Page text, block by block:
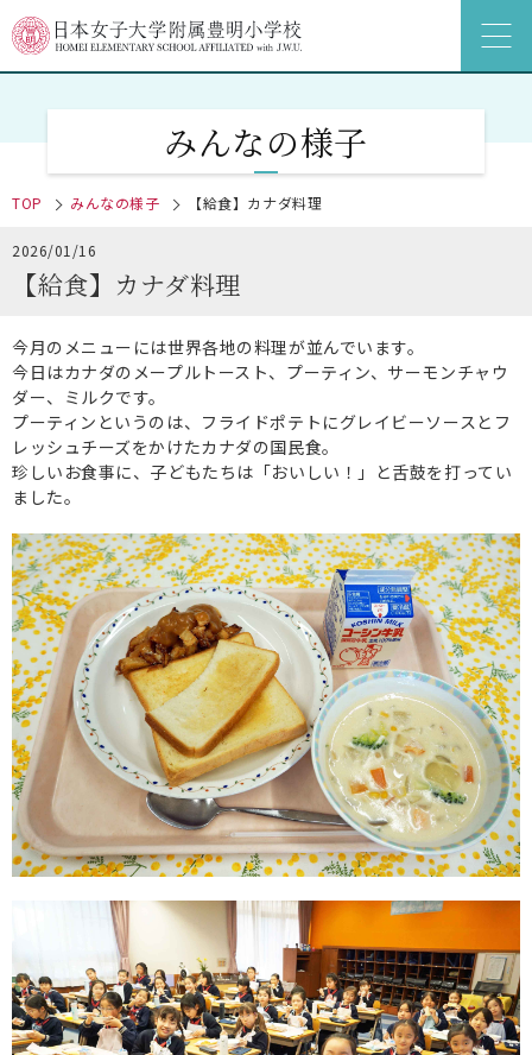
みんなの様子
TOP みんなの様子 【給食】カナダ料理
2026/01/16
【給食】カナダ料理
今月のメニューには世界各地の料理が並んでいます。
今日はカナダのメープルトースト、プーティン、サーモンチャウ
ダー、ミルクです。
プーティンというのは、フライドポテトにグレイビーソースとフ
レッシュチーズをかけたカナダの国民食。
珍しいお食事に、子どもたちは「おいしい！」と舌鼓を打ってい
ました。